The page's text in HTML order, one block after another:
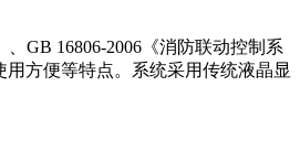
GB 16806-2006《消防联动控制系
方便等特点。系统采用传统液晶显